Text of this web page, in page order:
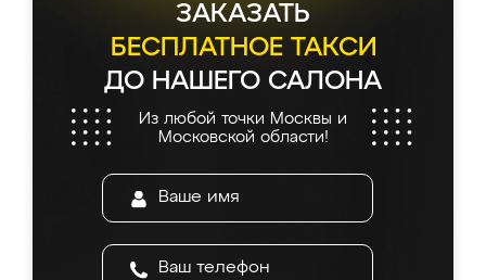
ЗАКАЗАТЬ
БЕСПЛАТНОЕ ТАКСИ
ДО НАШЕГО САЛОНА
Из любой точки Москвы и
Московской области!